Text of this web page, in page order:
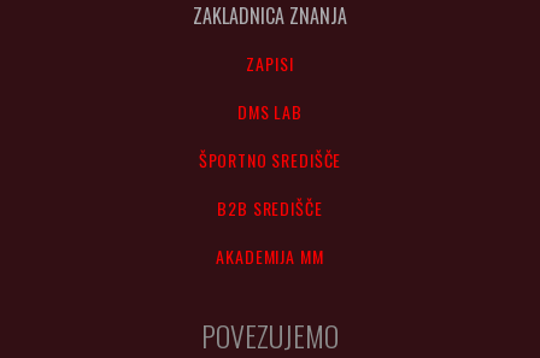
ZAKLADNICA ZNANJA
ZAPISI
DMS LAB
ŠPORTNO SREDIŠČE
B2B SREDIŠČE
AKADEMIJA MM
POVEZUJEMO